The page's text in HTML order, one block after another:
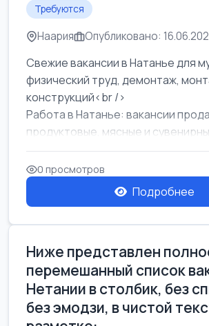
Требуются
Наария Опубликовано:
Свежие вакансии в Натанье для
физический труд, демонтаж,
конструкций<br />
Работа в Натанье: вакансии
продуктовые, мясные и
Разнорабочий на сборку м...
0 просмотров
Подробнее
Ниже представлен
перемешанный список
Нетании в столбик, без
без эмодзи, в чистой